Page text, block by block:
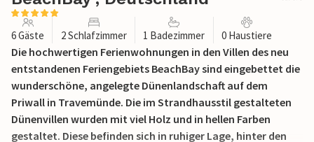
6 Gäste 2 Schlafzimmer 1 Badezimmer 0 Haustiere
Die hochwertigen Ferienwohnungen in den Villen des neu
entstandenen Feriengebiets BeachBay sind eingebettet die
wunderschöne, angelegte Dünenlandschaft auf dem
Priwall in Travemünde. Die im Strandhausstil gestalteten
Dünenvillen wurden mit viel Holz und in hellen Farben
gestaltet. Diese befinden sich in ruhiger Lage, hinter den